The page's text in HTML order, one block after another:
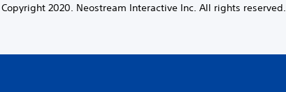
Copyright 2020. Neostream Interactive Inc. All rights reserved.